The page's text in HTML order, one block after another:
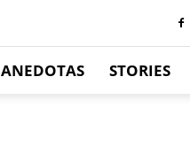
ANEDOTAS STORIES